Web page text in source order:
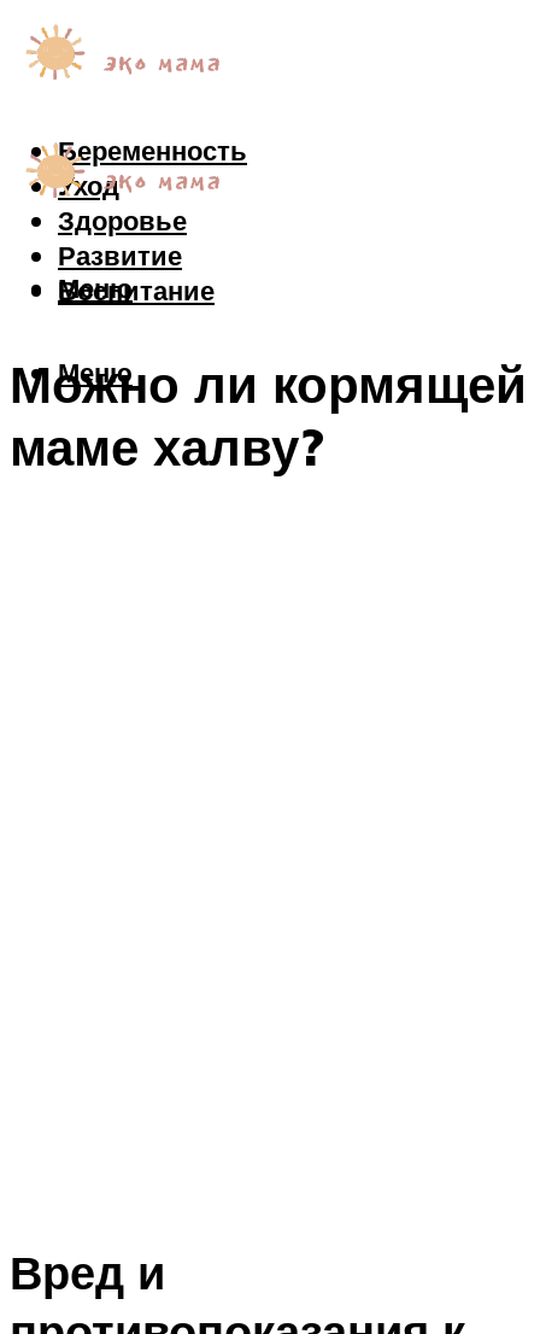
Беременность
Уход
Здоровье
Развитие
Воспитание
Меню
Меню
Можно ли кормящей
маме халву?
Вред и